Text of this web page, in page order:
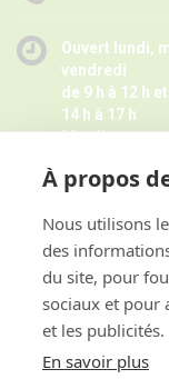
Ouvert lundi,
vendredi
de 9 h à 12 h
14 h à 17 h
Mardi
Jeudi de 14 h
Horaires
et sur rendez-
ACCES RAPIDE
À propos
Nous utilisons
des
du site, pour
sociaux et pour
et les publicités.
En savoir plus